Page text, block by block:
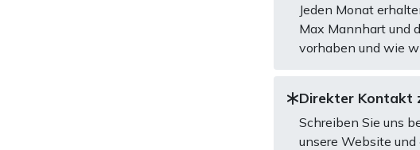
Jeden Monat
Max Mannhart und
vorhaben und wie
Direkter Kontakt
Schreiben Sie uns
unsere Website